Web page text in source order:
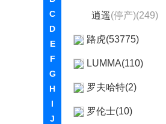
C
D
E
F
G
H
I
J
逍遥(停产)(249)
路虎(53775)
LUMMA(110)
罗夫哈特(2)
罗伦士(10)